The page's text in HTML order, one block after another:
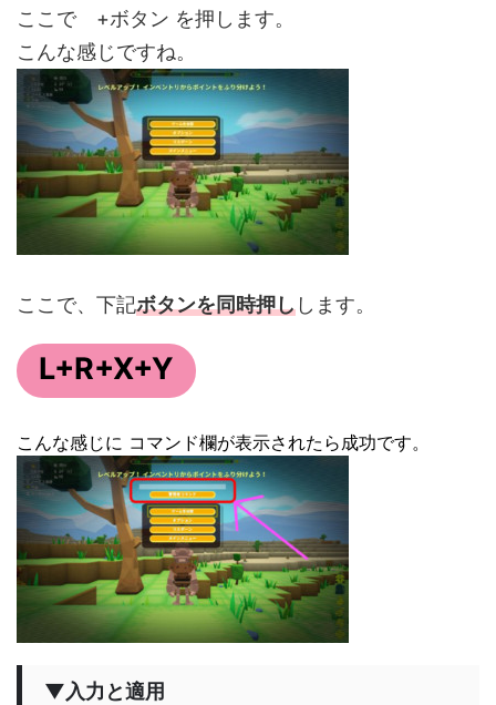
ここで +ボタン を押します。
こんな感じですね。
ここで、下記ボタンを同時押しします。
L+R+X+Y
こんな感じに コマンド欄が表示されたら成功です。
▼入力と適用